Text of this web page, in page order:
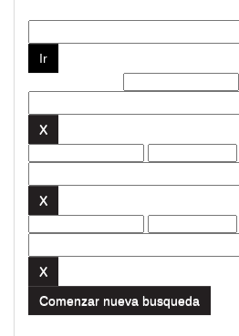
Comenzar nueva busqueda